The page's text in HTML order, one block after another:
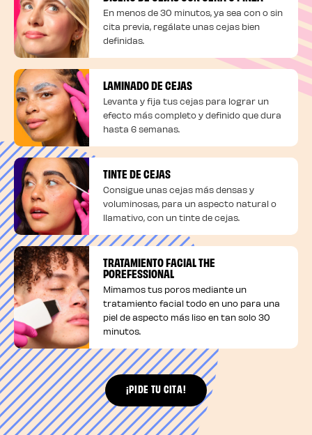
En menos de 30 minutos, ya sea con o sin
cita previa, regálate unas cejas bien
definidas.
LAMINADO DE CEJAS
Levanta y fija tus cejas para lograr un
efecto más completo y definido que dura
hasta 6 semanas.
TINTE DE CEJAS
Consigue unas cejas más densas y
voluminosas, para un aspecto natural o
llamativo, con un tinte de cejas.
TRATAMIENTO FACIAL THE
POREFESSIONAL
Mimamos tus poros mediante un
tratamiento facial todo en uno para una
piel de aspecto más liso en tan solo 30
minutos.
¡PIDE TU CITA!